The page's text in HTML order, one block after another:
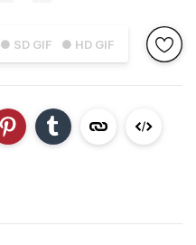
● SD GIF ● HD GIF